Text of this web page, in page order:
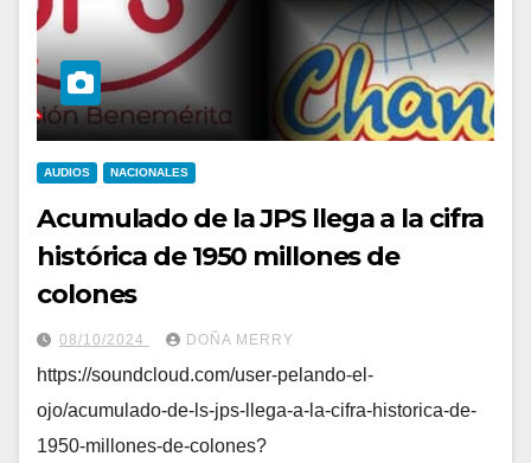
AUDIOS NACIONALES
Acumulado de la JPS llega a la cifra
histórica de 1950 millones de
colones
08/10/2024 DOÑA MERRY
https://soundcloud.com/user-pelando-el-
ojo/acumulado-de-ls-jps-llega-a-la-cifra-historica-de-
1950-millones-de-colones?